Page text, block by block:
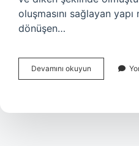
oluşmasını sağlayan
dönüşen…
Devamını okuyun
Sapçık
Yarar